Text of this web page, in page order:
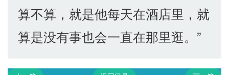
算不算，就是他每天在酒店里，就
算是没有事也会一直在那里逛。”